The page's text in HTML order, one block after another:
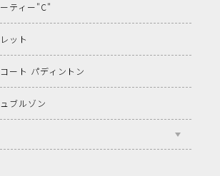
ティー"C"
ット
ート パディントン
ブルゾン